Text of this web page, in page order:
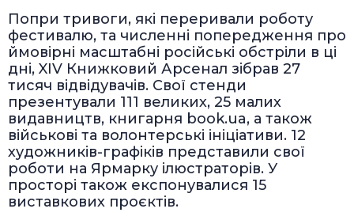
Попри тривоги, які переривали роботу
фестивалю, та численні попередження про
ймовірні масштабні російські обстріли в ці
дні, XIV Книжковий Арсенал зібрав 27
тисяч відвідувачів. Свої стенди
презентували 111 великих, 25 малих
видавництв, книгарня book.ua, а також
військові та волонтерські ініціативи. 12
художників-графіків представили свої
роботи на Ярмарку ілюстраторів. У
просторі також експонувалися 15
виставкових проєктів.